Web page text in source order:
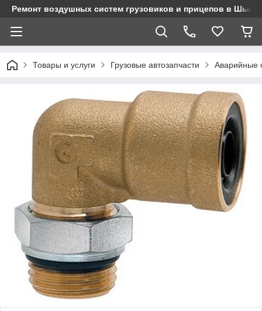
Ремонт воздушных систем грузовиков и прицепов в
Товары и услуги Грузовые автозапчасти Аварийные